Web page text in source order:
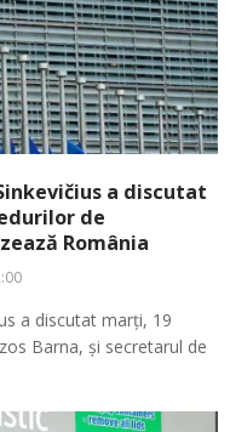
a discutat
de
România
a discutat marți, 19
Barna, și secretarul de